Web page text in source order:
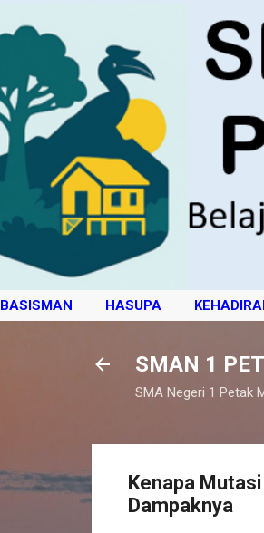
BASISMAN HASUPA
SMAN 1
SMA Negeri 1 Petak
Kenapa
Dampaknya